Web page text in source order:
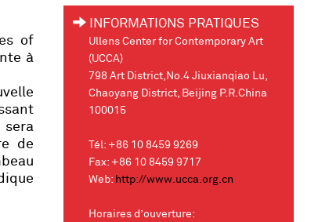
of
à
de
INFORMATIONS PRATIQUES
Ullens Center for Contemporary Art
(UCCA)
798 Art District,No.4 Jiuxianqiao Lu,
Chaoyang District, Beijing P.R.China
100015
Tél: +86 10 8459 9269
Fax: +86 10 8459 9717
Web: http://www.ucca.org.cn
Horaires d’ouverture: